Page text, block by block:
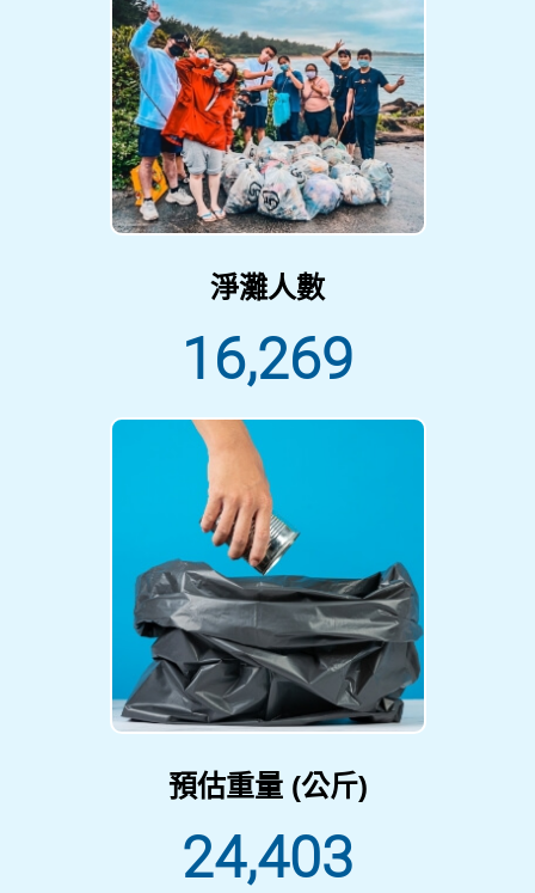
淨灘人數
16,269
預估重量 (公斤)
24,403